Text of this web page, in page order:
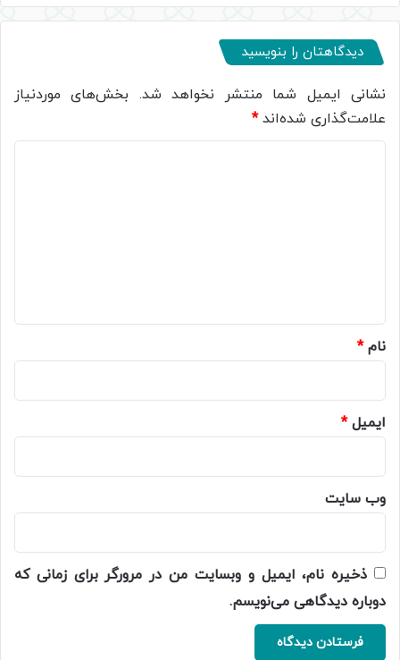
دیدگاهتان را بنویسید
نشانی ایمیل شما منتشر نخواهد شد. بخش‌های موردنیاز
علامت‌گذاری شده‌اند*
نام*
ایمیل*
وب‌ سایت
ذخیره نام، ایمیل و وبسایت من در مرورگر برای زمانی که
دوباره دیدگاهی می‌نویسم.